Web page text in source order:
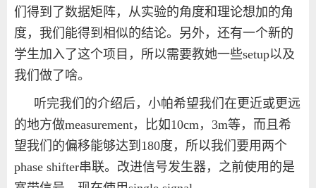
们得到了数据矩阵，从实验的角度和理论想加的角
度，我们能得到相似的结论。另外，还有一个新的
学生加入了这个项目，所以需要教她一些setup以及
我们做了啥。
听完我们的介绍后，小帕希望我们在更近或更远
的地方做measurement，比如10cm，3m等，而且希
望我们的偏移能够达到180度，所以我们要用两个
phase shifter串联。改进信号发生器，之前使用的是